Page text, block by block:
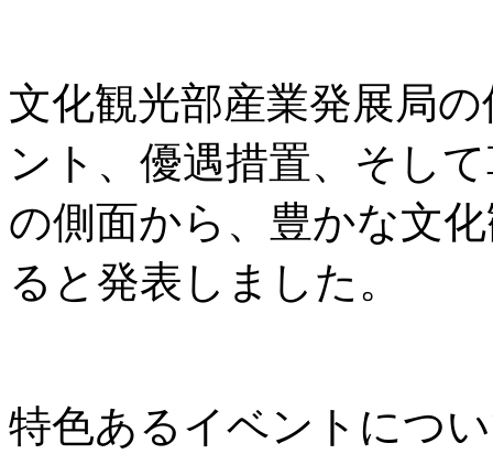
文化観光部産業発展局
ント、優遇措置、そし
の側面から、豊かな文
ると発表しました。
特色あるイベントにつ